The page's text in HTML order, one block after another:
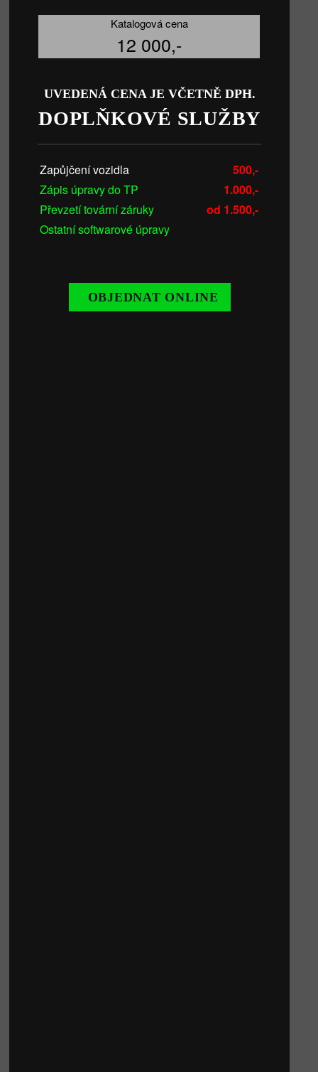
Katalogová cena
12 000,-
UVEDENÁ CENA JE VČETNĚ DPH.
DOPLŇKOVÉ SLUŽBY
Zapůjčení vozidla
500,-
Zápis úpravy do TP
1.000,-
Převzetí tovární záruky
od 1.500,-
Ostatní softwarové úpravy
OBJEDNAT ONLINE